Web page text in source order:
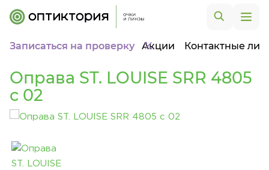
Записаться на проверку Акции Контактные
Оправа ST. LOUISE SRR 4805
c 02